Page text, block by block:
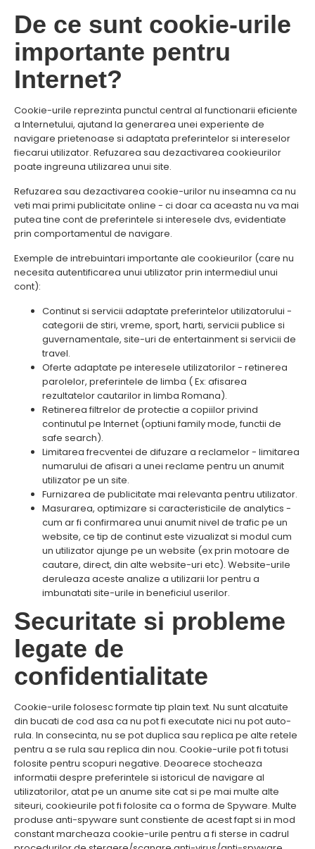
De ce sunt cookie-urile
importante pentru
Internet?
Cookie-urile reprezinta punctul central al functionarii eficiente
a Internetului, ajutand la generarea unei experiente de
navigare prietenoase si adaptata preferintelor si intereselor
fiecarui utilizator. Refuzarea sau dezactivarea cookieurilor
poate ingreuna utilizarea unui site.
Refuzarea sau dezactivarea cookie-urilor nu inseamna ca nu
veti mai primi publicitate online - ci doar ca aceasta nu va mai
putea tine cont de preferintele si interesele dvs, evidentiate
prin comportamentul de navigare.
Exemple de intrebuintari importante ale cookieurilor (care nu
necesita autentificarea unui utilizator prin intermediul unui
cont):
Continut si servicii adaptate preferintelor utilizatorului -
categorii de stiri, vreme, sport, harti, servicii publice si
guvernamentale, site-uri de entertainment si servicii de
travel.
Oferte adaptate pe interesele utilizatorilor - retinerea
parolelor, preferintele de limba ( Ex: afisarea
rezultatelor cautarilor in limba Romana).
Retinerea filtrelor de protectie a copiilor privind
continutul pe Internet (optiuni family mode, functii de
safe search).
Limitarea frecventei de difuzare a reclamelor - limitarea
numarului de afisari a unei reclame pentru un anumit
utilizator pe un site.
Furnizarea de publicitate mai relevanta pentru utilizator.
Masurarea, optimizare si caracteristicile de analytics -
cum ar fi confirmarea unui anumit nivel de trafic pe un
website, ce tip de continut este vizualizat si modul cum
un utilizator ajunge pe un website (ex prin motoare de
cautare, direct, din alte website-uri etc). Website-urile
deruleaza aceste analize a utilizarii lor pentru a
imbunatati site-urile in beneficiul userilor.
Securitate si probleme
legate de
confidentialitate
Cookie-urile folosesc formate tip plain text. Nu sunt alcatuite
din bucati de cod asa ca nu pot fi executate nici nu pot auto-
rula. In consecinta, nu se pot duplica sau replica pe alte retele
pentru a se rula sau replica din nou. Cookie-urile pot fi totusi
folosite pentru scopuri negative. Deoarece stocheaza
informatii despre preferintele si istoricul de navigare al
utilizatorilor, atat pe un anume site cat si pe mai multe alte
siteuri, cookieurile pot fi folosite ca o forma de Spyware. Multe
produse anti-spyware sunt constiente de acest fapt si in mod
constant marcheaza cookie-urile pentru a fi sterse in cadrul